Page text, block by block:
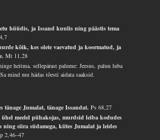
hüüdis, ja Issand kuulis ning päästis tema
kõik, kes olete vaevatud ja koormatud, ja
Mt 11,28
heitma, sellepärast palume: Jeesus, palun luba
mind mu hädas tõesti aidata saaksid.
tänage Jumalat, tänage Issandat.Ps 68,27
meelel pühakojas, murdsid leiba kodudes
ning siira südamega, kiites Jumalat ja leides
2,46–47